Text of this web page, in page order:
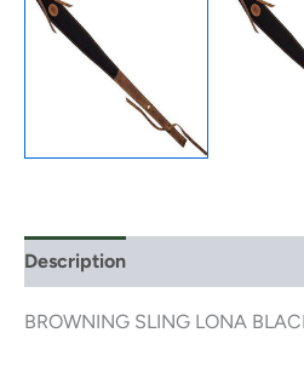
Description
BROWNING SLING LONA